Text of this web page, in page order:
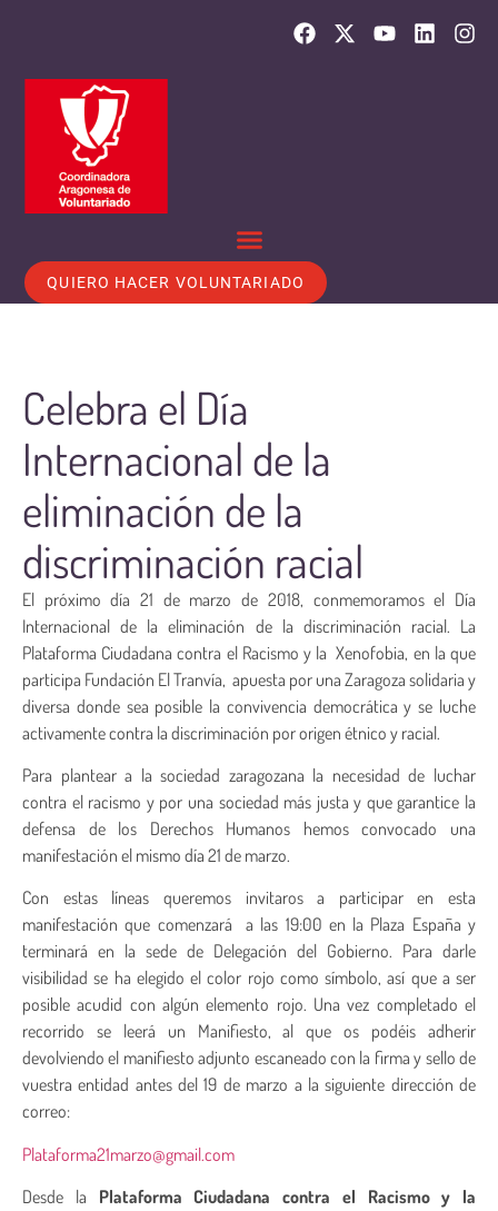
QUIERO HACER VOLUNTARIADO
Celebra el Día
Internacional de la
eliminación de la
discriminación racial
El próximo día 21 de marzo de 2018, conmemoramos el Día
Internacional de la eliminación de la discriminación racial. La
Plataforma Ciudadana contra el Racismo y la Xenofobia, en la que
participa Fundación El Tranvía, apuesta por una Zaragoza solidaria y
diversa donde sea posible la convivencia democrática y se luche
activamente contra la discriminación por origen étnico y racial.
Para plantear a la sociedad zaragozana la necesidad de luchar
contra el racismo y por una sociedad más justa y que garantice la
defensa de los Derechos Humanos hemos convocado una
manifestación el mismo día 21 de marzo.
Con estas líneas queremos invitaros a participar en esta
manifestación que comenzará a las 19:00 en la Plaza España y
terminará en la sede de Delegación del Gobierno. Para darle
visibilidad se ha elegido el color rojo como símbolo, así que a ser
posible acudid con algún elemento rojo. Una vez completado el
recorrido se leerá un Manifiesto, al que os podéis adherir
devolviendo el manifiesto adjunto escaneado con la firma y sello de
vuestra entidad antes del 19 de marzo a la siguiente dirección de
correo:
Plataforma21marzo@gmail.com
Desde la Plataforma Ciudadana contra el Racismo y la